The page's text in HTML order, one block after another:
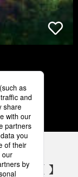
5
カウント